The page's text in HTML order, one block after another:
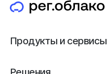
Продукты и сервисы